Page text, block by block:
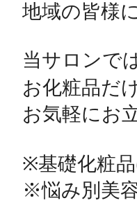
地域の皆様
当サロンで
お化粧品だ
お気軽にお
※基礎化粧
※悩み別美